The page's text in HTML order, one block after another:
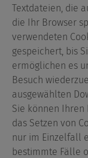
Textdateien, die
die Ihr Browser
verwendeten
gespeichert, bis
ermöglichen es
Besuch
ausgewählten
Sie können Ihren
das Setzen von
nur im Einzelfall
bestimmte Fälle